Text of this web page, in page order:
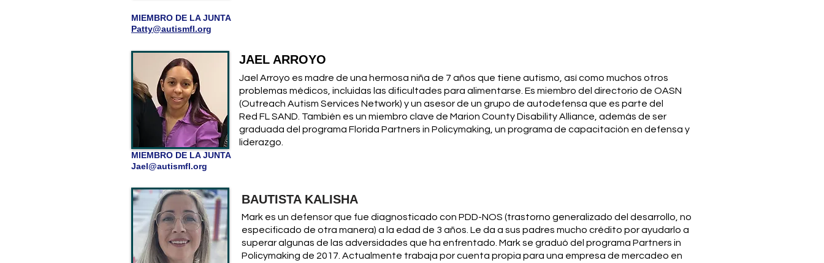
MIEMBRO DE LA JUNTA
Patty@autismfl.org
JAEL ARROYO
Jael Arroyo es madre de una hermosa niña de 7 años que tiene autismo, así como muchos otros
problemas médicos, incluidas las dificultades para alimentarse. Es miembro del directorio de OASN
(Outreach Autism Services Network) y un asesor de un grupo de autodefensa que es parte del
Red FL SAND. También es un miembro clave de Marion County Disability Alliance, además de ser
graduada del programa Florida Partners in Policymaking, un programa de capacitación en defensa y
liderazgo.
MIEMBRO DE LA JUNTA
Jael@autismfl.org
BAUTISTA KALISHA
Mark es un defensor que fue diagnosticado con PDD-NOS (trastorno generalizado del desarrollo, no
especificado de otra manera) a la edad de 3 años. Le da a sus padres mucho crédito por ayudarlo a
superar algunas de las adversidades que ha enfrentado. Mark se graduó del programa Partners in
Policymaking de 2017. Actualmente trabaja por cuenta propia para una empresa de mercadeo en